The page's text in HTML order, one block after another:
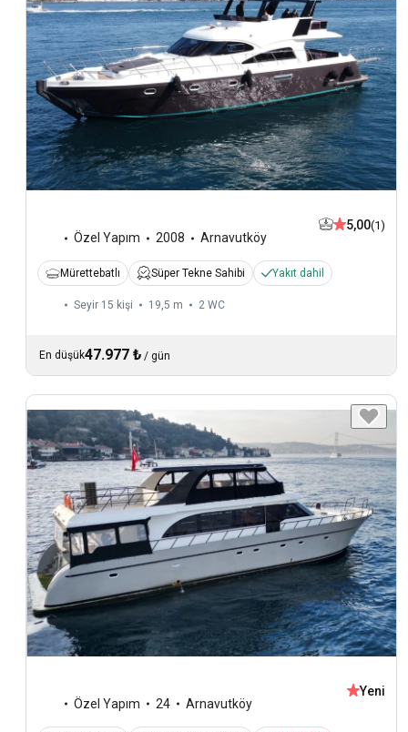
Özel Yapım 2008 Arnavutköy
5,00(1)
Mürettebatlı Süper Tekne Sahibi Yakıt dahil
Seyir 15 kişi 19,5 m 2 WC
En düşük47.977 ₺ / gün
Özel Yapım 24 Arnavutköy
Yeni